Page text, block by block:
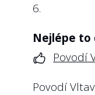
6.
Nejlépe to
Povodí
Povodí